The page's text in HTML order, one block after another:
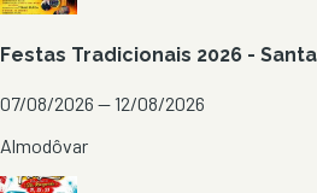
Festas Tradicionais 2026 -
07/08/2026 — 12/08/2026
Almodôvar